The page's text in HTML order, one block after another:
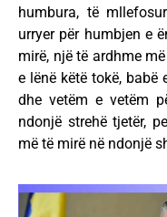
humbura, të
urryer për humbjen e
mirë, një të ardhme
e lënë këtë tokë, babë
dhe vetëm e vetëm
ndonjë strehë tjetër,
më të mirë në ndonjë